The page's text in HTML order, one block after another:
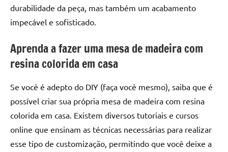
de
resinada
alta
qualidade,
como
populares
River
Tables
e
mesas
durabilidade da peça, mas também um acabamento
impecável e sofisticado.
Aprenda a fazer uma mesa de madeira com
resina colorida em casa
Se você é adepto do DIY (faça você mesmo), saiba que é
possível criar sua própria mesa de madeira com resina
colorida em casa. Existem diversos tutoriais e cursos
online que ensinam as técnicas necessárias para realizar
esse tipo de customização, permitindo que você deixe a